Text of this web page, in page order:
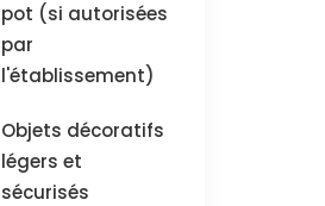
pot (si autorisées
par
l'établissement)
Objets décoratifs
légers et
sécurisés